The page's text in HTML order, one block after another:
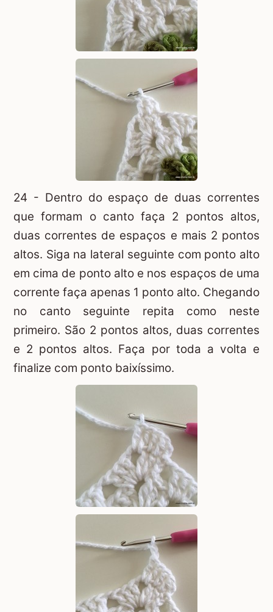
24 - Dentro do espaço de duas correntes
que formam o canto faça 2 pontos altos,
duas correntes de espaços e mais 2 pontos
altos. Siga na lateral seguinte com ponto alto
em cima de ponto alto e nos espaços de uma
corrente faça apenas 1 ponto alto. Chegando
no canto seguinte repita como neste
primeiro. São 2 pontos altos, duas correntes
e 2 pontos altos. Faça por toda a volta e
finalize com ponto baixíssimo.